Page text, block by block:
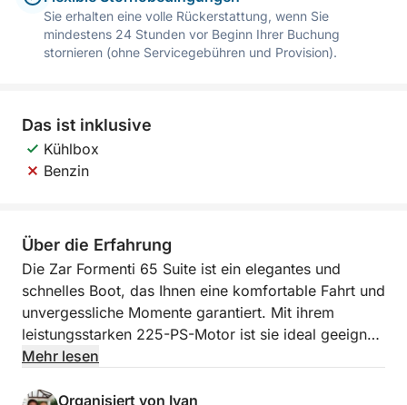
Sie erhalten eine volle Rückerstattung, wenn Sie
mindestens 24 Stunden vor Beginn Ihrer Buchung
stornieren (ohne Servicegebühren und Provision).
Das ist inklusive
Kühlbox
Benzin
Über die Erfahrung
Die Zar Formenti 65 Suite ist ein elegantes und
schnelles Boot, das Ihnen eine komfortable Fahrt und
unvergessliche Momente garantiert. Mit ihrem
leistungsstarken 225-PS-Motor ist sie ideal geeignet,
um abgelegene Orte zu besuchen, versteckte
die Sie sich erträumt haben. Die Zar Formenti 65
Mehr lesen
Organisiert von Ivan